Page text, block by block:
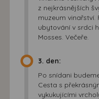
z nejkrásnějších
muzeum
ubytování v srdci
Mosses. Večeře.
3. den:
Po snídani
Cesta s
vykukujícími